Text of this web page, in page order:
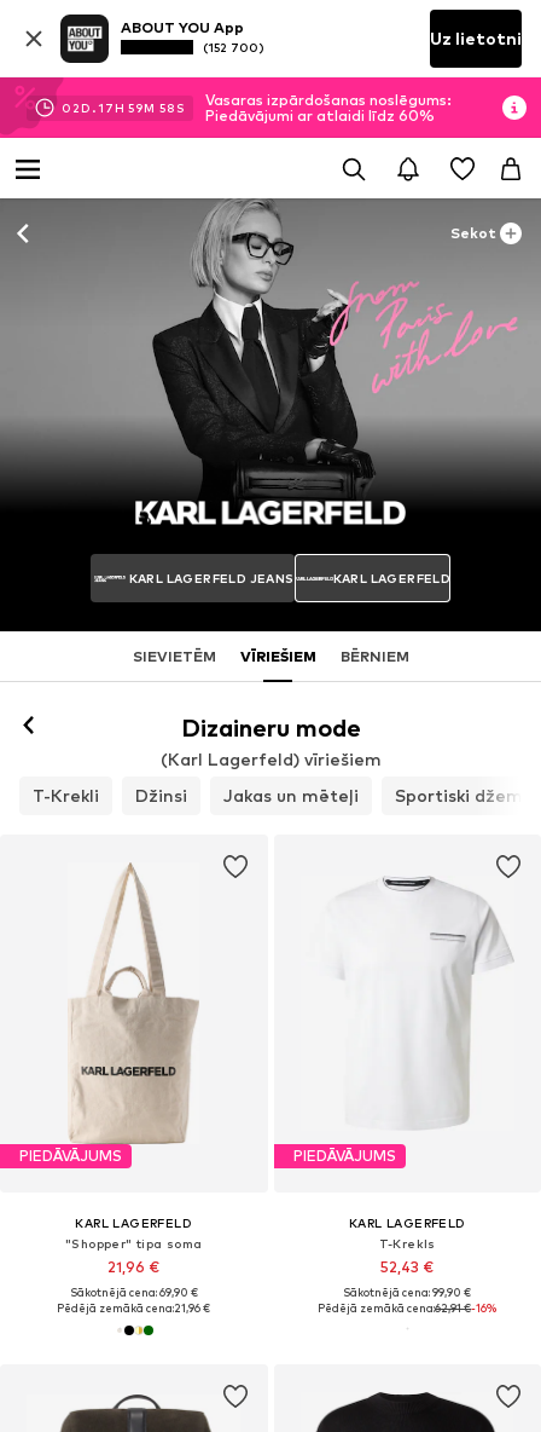
ABOUT YOU App
(152 700) Uz lietotni
02D.17H 59M 55 S
Vasaras izpārdošanas noslēgums:
Piedāvājumi ar atlaidi līdz 60%
Sekot
KARL LAGERFELD JEANS KARL LAGERFELD
SIEVIETĒM VĪRIEŠIEM BĒRNIEM
Dizaineru mode
(Karl Lagerfeld) vīriešiem
T-Krekli
Džinsi Jakas un mēteļi Sportiski
PIEDĀVĀJUMS
KARL LAGERFELD
"Shopper" tipa soma
21,96 €
Sākotnējā cena: 69,90 €
Pēdējā zemākā cena:21,96 €
PIEDĀVĀJUMS
KARL LAGERFELD
T-Krekls
52,43 €
Sākotnējā cena: 99,90 €
Pēdējā zemākā cena:62,91 €-16%